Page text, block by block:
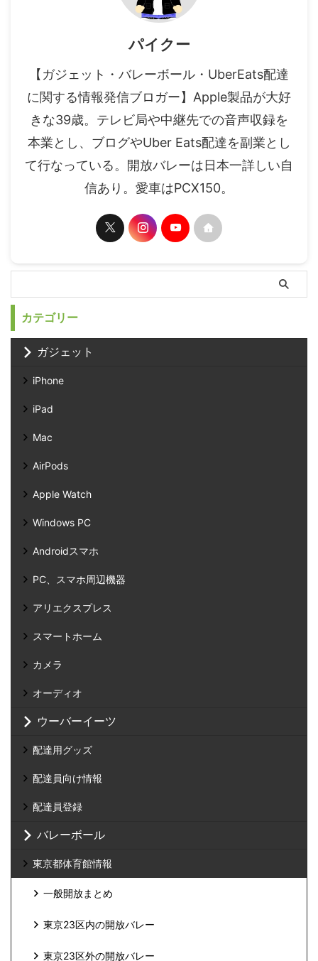
パイクー
【ガジェット・バレーボール・UberEats配達
に関する情報発信ブロガー】Apple製品が大好
きな39歳。テレビ局や中継先での音声収録を
本業とし、ブログやUber Eats配達を副業とし
て行なっている。開放バレーは日本一詳しい自
信あり。愛車はPCX150。
カテゴリー
ガジェット
iPhone
iPad
Mac
AirPods
Apple Watch
Windows PC
Androidスマホ
PC、スマホ周辺機器
アリエクスプレス
スマートホーム
カメラ
オーディオ
ウーバーイーツ
配達用グッズ
配達員向け情報
配達員登録
バレーボール
東京都体育館情報
一般開放まとめ
東京23区内の開放バレー
東京23区外の開放バレー